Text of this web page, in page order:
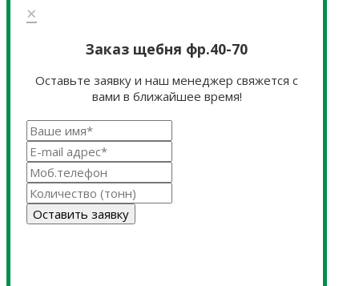
×
Заказ щебня фр.40-70
Оставьте заявку и наш менеджер свяжется с
вами в ближайшее время!
Оставить заявку